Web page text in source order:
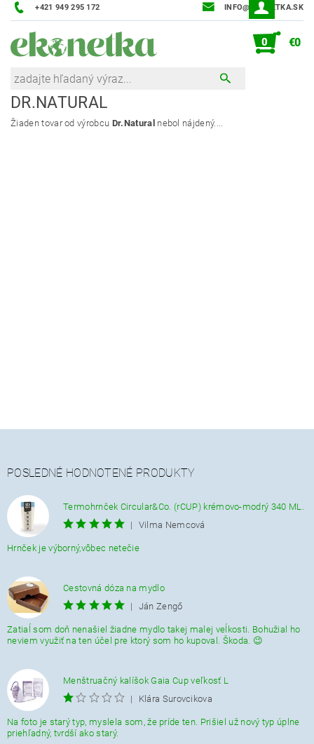
+421 949 295 172 INFO@EKONETKA.SK
0 €0
DR.NATURAL
Žiaden tovar od výrobcu Dr.Natural nebol nájdený....
POSLEDNÉ HODNOTENÉ PRODUKTY
Termohrnček Circular&Co. (rCUP) krémovo-modrý 340 ML.
|
Vilma Nemcová
Hrnček je výborný,vôbec netečie
Cestovná dóza na mydlo
|
Ján Zengő
Zatiaĺ som doň nenašiel žiadne mydlo takej malej veĺkosti. Bohužial ho
neviem využiť na ten účel pre ktorý som ho kupoval. Škoda. 😉
Menštruačný kalíšok Gaia Cup veľkosť L
|
Klára Surovcikova
Na foto je starý typ, myslela som, že príde ten. Prišiel už nový typ úplne
priehľadný, tvrdší ako starý.